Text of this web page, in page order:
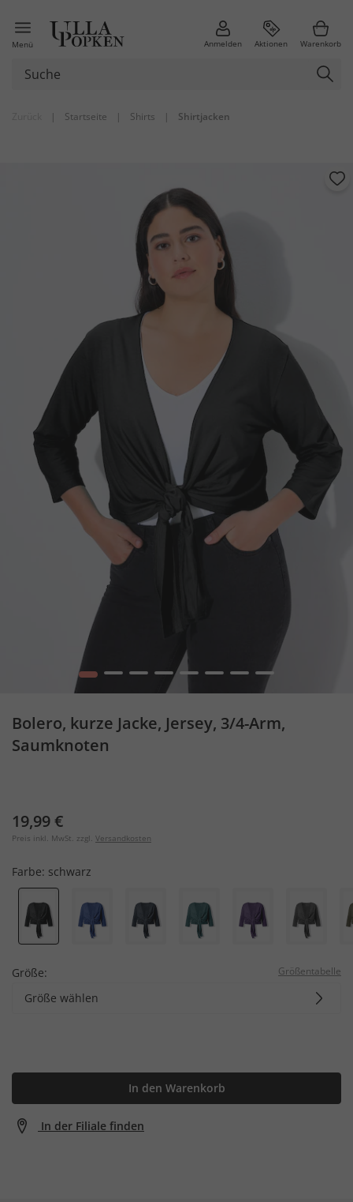
Menü Anmelden Aktionen Warenkorb
| Startseite | Shirts | Shirtjacken
1 2 3 4 5 6 7 8
Bolero, kurze Jacke, Jersey, 3/4-Arm,
Saumknoten
19,99 €
Preis inkl. MwSt. zzgl. Versandkosten
Farbe: schwarz
Größe: Größentabelle
Größe wählen
In den Warenkorb
In der Filiale finden